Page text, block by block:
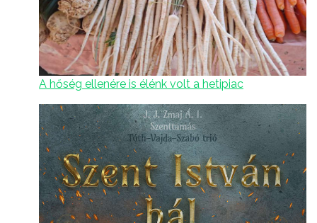
A hőség ellenére is élénk volt a hetipiac